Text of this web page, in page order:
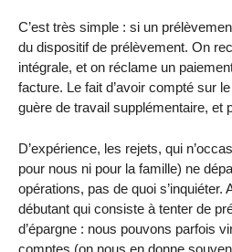
C’est très simple : si un
du dispositif de prélèvement. On
intégrale, et on réclame un
facture. Le fait d’avoir compté sur
guère de travail supplémentaire, et
D’expérience, les rejets, qui
pour nous ni pour la famille) ne
opérations, pas de quoi s’inquiéter.
débutant qui consiste à tenter de
d’épargne : nous pouvons parfois